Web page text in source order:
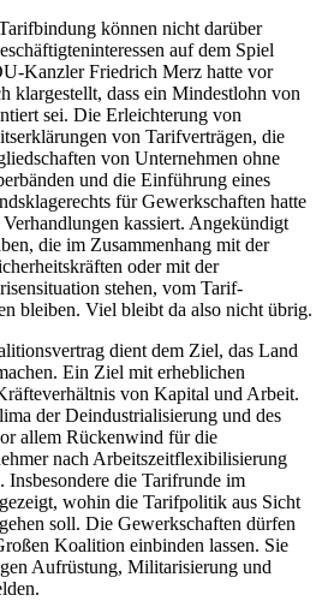
können nicht darüber
auf dem Spiel
Kanzler Friedrich Merz hatte vor
klargestellt, dass ein Mindestlohn von
sei. Die Erleichterung von
von Tarifverträgen, die
von Unternehmen ohne
und die Einführung eines
für Gewerkschaften hatte
kassiert. Angekündigt
die im Zusammenhang mit der
oder mit der
stehen, vom Tarif-
bleiben. Viel bleibt da also nicht übrig.
dient dem Ziel, das Land
Ein Ziel mit erheblichen
von Kapital und Arbeit.
der Deindustrialisierung und des
allem Rückenwind für die
nach Arbeitszeitflexibilisierung
die Tarifrunde im
wohin die Tarifpolitik aus Sicht
soll. Die Gewerkschaften dürfen
Koalition einbinden lassen. Sie
Aufrüstung, Militarisierung und